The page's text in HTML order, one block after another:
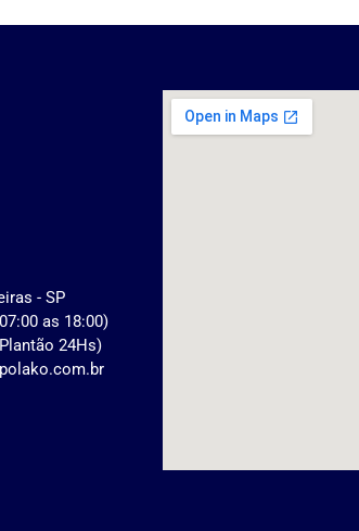
- SP
as 18:00)
24Hs)